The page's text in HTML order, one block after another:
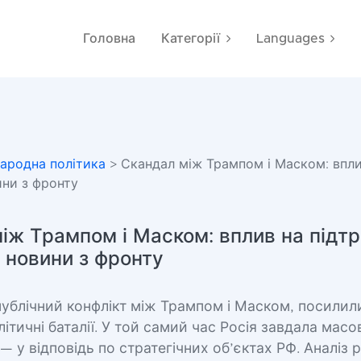
Головна Категорії Languages
політика > Скандал між Трампом і Маском:
з фронту
Трампом і Маском: вплив на
новини з фронту
конфлікт між Трампом і Маском,
баталії. У той самий час Росія завдала
у відповідь по стратегічних об’єктах РФ. Аналіз